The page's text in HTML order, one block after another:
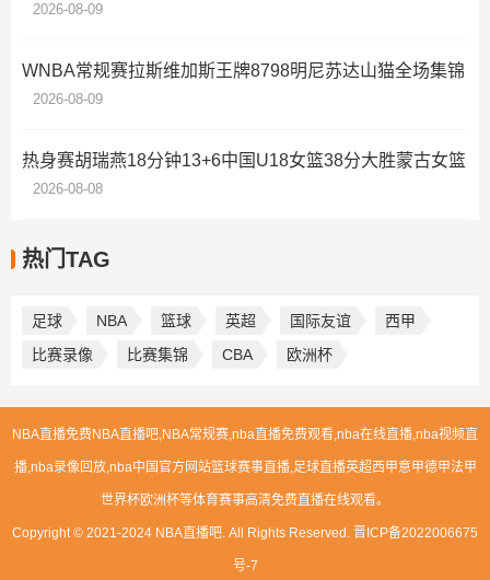
2026-08-09
WNBA常规赛拉斯维加斯王牌8798明尼苏达山猫全场集锦
2026-08-09
热身赛胡瑞燕18分钟13+6中国U18女篮38分大胜蒙古女篮
2026-08-08
热门TAG
足球 NBA 篮球 英超 国际友谊
西甲
比赛录像
比赛集锦 CBA 欧洲杯
NBA直播免费NBA直播吧,NBA常规赛,nba直播免费观看,nba在线直播,nba视频直
播,nba录像回放,nba中国官方网站篮球赛事直播,足球直播英超西甲意甲德甲法甲
世界杯欧洲杯等体育赛事高清免费直播在线观看。
Copyright © 2021-2024 NBA直播吧. All Rights Reserved. 晋ICP备2022006675
号-7